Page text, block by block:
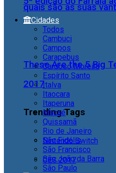
quais são as suas
These Are the 5 Big
2017
Trending Tags
Nintendo Switch
CES 2017
Cidades
Todos
Cambuci
Campos
Carapebus
Cardoso Moreira
Espírito Santo
Italva
Itaocara
Itaperuna
Macaé
Quissamã
Rio de Janeiro
São Fidélis
São Francisco
São João da Barra
São Paulo